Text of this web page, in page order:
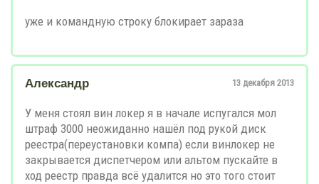
уже и командную строку блокирает зараза
Александр 13 декабря 2013
У меня стоял вин локер я в начале испугался мол
штраф 3000 неожиданно нашёл под рукой диск
реестра(переустановки компа) если винлокер не
закрывается диспетчером или альтом пускайте в
ход реестр правда всё удалится но это того стоит